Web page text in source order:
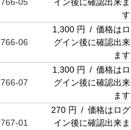
す
06
1,300 円 / 価格はロ
グイン後に確認出来
ます
07
1,300 円 / 価格はロ
グイン後に確認出来
ます
01
270 円 / 価格はログ
イン後に確認出来ま